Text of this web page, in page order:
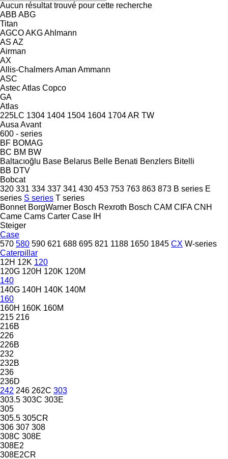
Aucun résultat trouvé pour cette recherche
ABB ABG
Titan
AGCOAKGAhlmann
AS AZ
Airman
AX
Allis-ChalmersAman Ammann
ASC
AstecAtlas Copco
GA
Atlas
225LC 1304 1404 1504 1604 1704AR TW
Ausa Avant
600 - series
BF BOMAG
BC BM BW
Baltacıoğlu Base Belarus Belle Benati Benzlers Bitelli
BB DTV
Bobcat
320 331 334 337 341 430 453 753 763 863 873 B series E
series S series T series
Bonnet BorgWarner Bosch Rexroth Bosch CAM CIFA CNH
Came Cams Carter Case IH
Steiger
Case
570 580 590 621 688 695 821 1188 1650 1845 CX W-series
Caterpillar
12H 12K 120
120G 120H 120K 120M
140
140G 140H 140K 140M
160
160H 160K 160M
215 216
216B
226
226B
232
232B
236
236D
242 246 262C 303
303.5 303C 303E
305
305.5 305CR
306 307 308
308C 308E
308E2
308E2CR